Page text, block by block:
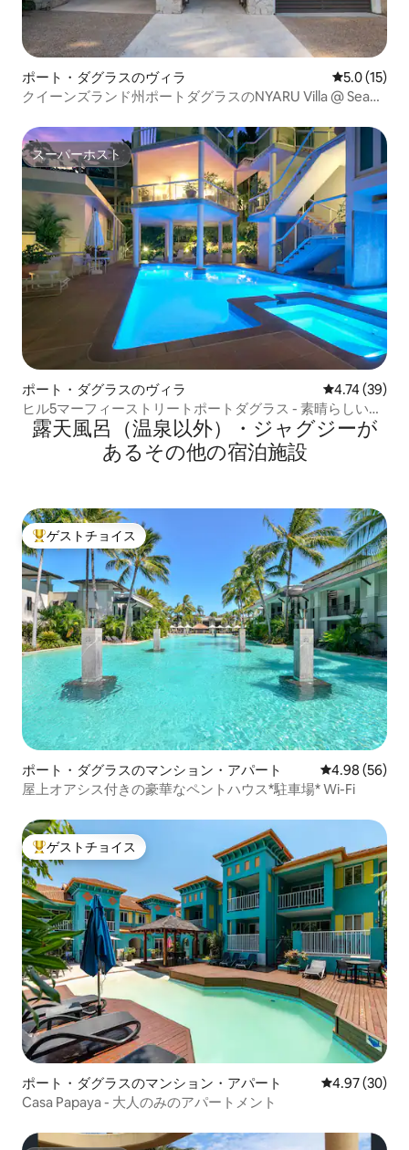
ポート・ダグラスのヴィラ レビュー15
5.0 (15)
クイーンズランド州ポートダグラスのNYARU Villa @ Sea
スーパーホスト
スーパーホスト
ポート・ダグラスのヴィラ レビュー39
4.74 (39)
ヒル5マーフィーストリートポートダグラス - 素晴らしい眺
め露天風呂（温泉以外）・ジャグジーが
あるその他の宿泊施設
大好評のゲストチョイスです。
ゲストチョイス
ポート・ダグラスのマンション・アパート レビュー56
4.98 (56)
屋上オアシス付きの豪華なペントハウス*駐車場* Wi-Fi
大好評のゲストチョイスです。
ゲストチョイス
ポート・ダグラスのマンション・アパート レビュー30
4.97 (30)
Casa Papaya - 大人のみのアパートメント